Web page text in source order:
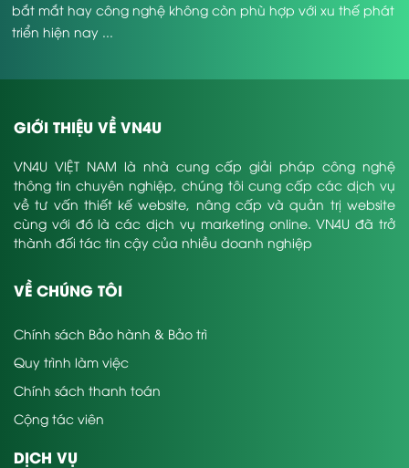
bắt mắt hay công nghệ không còn phù hợp với xu thế phát
triển hiện nay ...
GIỚI THIỆU VỀ VN4U
VN4U VIỆT NAM là nhà cung cấp giải pháp công nghệ
thông tin chuyên nghiệp, chúng tôi cung cấp các dịch vụ
về tư vấn thiết kế website, nâng cấp và quản trị website
cùng với đó là các dịch vụ marketing online. VN4U đã trở
thành đối tác tin cậy của nhiều doanh nghiệp
VỀ CHÚNG TÔI
Chính sách Bảo hành & Bảo trì
Quy trình làm việc
Chính sách thanh toán
Cộng tác viên
DỊCH VỤ